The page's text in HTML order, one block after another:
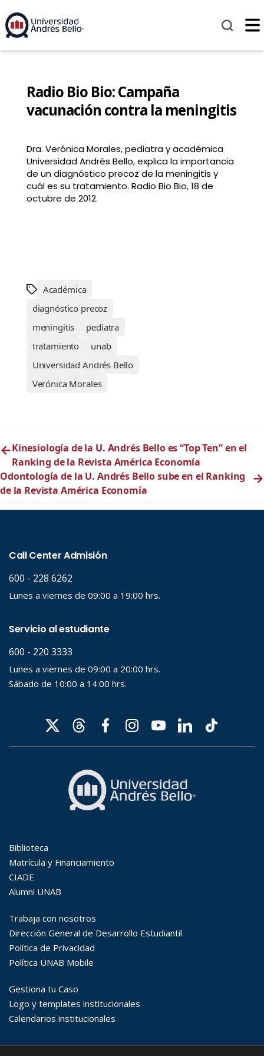
Radio Bio Bio: Campaña
vacunación contra la meningitis
Dra. Verónica Morales, pediatra y académica
Universidad Andrés Bello, explica la importancia
de un diagnóstico precoz de la meningitis y
cuál es su tratamiento. Radio Bio Bio, 18 de
octubre de 2012.
Académica
diagnóstico precoz
meningitis
pediatra
tratamiento
unab
Universidad Andrés Bello
Verónica Morales
←Kinesiología de la U. Andrés Bello es “Top Ten” en el
Ranking de la Revista América Economía
Odontología de la U. Andrés Bello sube en el Ranking
de la Revista América Economía
→